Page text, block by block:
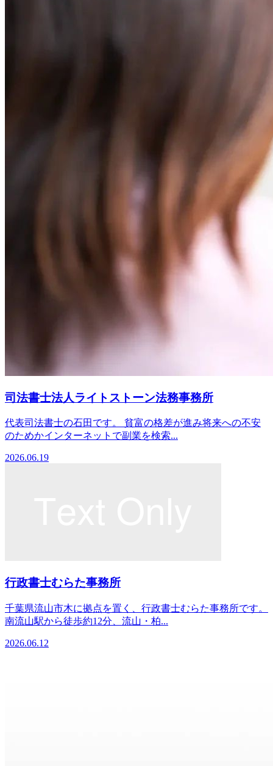
司法書士法人ライトストーン法務事務所
代表司法書士の石田です。 貧富の格差が進み将来への不安
のためかインターネットで副業を検索...
2026.06.19
行政書士むらた事務所
千葉県流山市木に拠点を置く、行政書士むらた事務所です。
南流山駅から徒歩約12分、流山・柏...
2026.06.12